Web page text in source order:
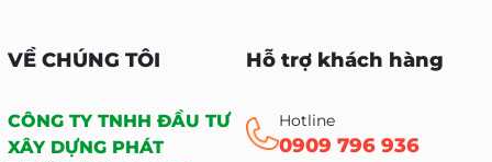
VỀ CHÚNG TÔI
CÔNG TY TNHH ĐẦU TƯ
XÂY DỰNG PHÁT
Hỗ trợ khách hàng
Hotline
0909 796 936